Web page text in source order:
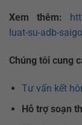
Xem thêm:
luat-su-adb-
Chúng tôi cung
Tư vấn kết
Hỗ trợ soạn